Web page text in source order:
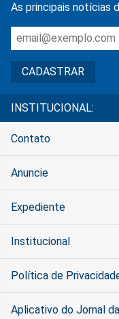
As principais notícias
INSTITUCIONAL:
Contato
Anuncie
Expediente
Institucional
Política de
Aplicativo do Jornal